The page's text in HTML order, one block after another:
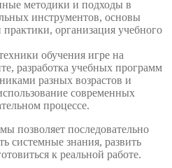
методики и подходы в
инструментов, основы
организация учебного
обучения игре на
разработка учебных программ
разных возрастов и
современных
процессе.
позволяет последовательно
системные знания, развить
к реальной работе.